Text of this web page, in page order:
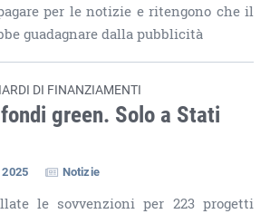
per le notizie e ritengono che il
guadagnare dalla pubblicità
DI FINANZIAMENTI
green. Solo a Stati
Notizie
le sovvenzioni per 223 progetti